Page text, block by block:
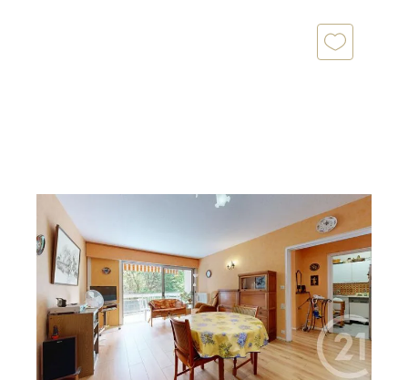
ANGLET 64
67 m , 3 pièces
Ref : 5099
Appartement T3 à vendre
232 000 €
ANGLET - MONTDEVILLE à proximité du centre